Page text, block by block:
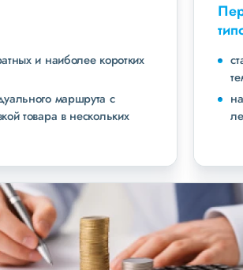
и наиболее коротких
маршрута с
товара в нескольких